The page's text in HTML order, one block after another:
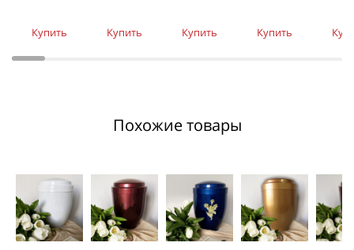
Купить Купить Купить Купить
Похожие товары